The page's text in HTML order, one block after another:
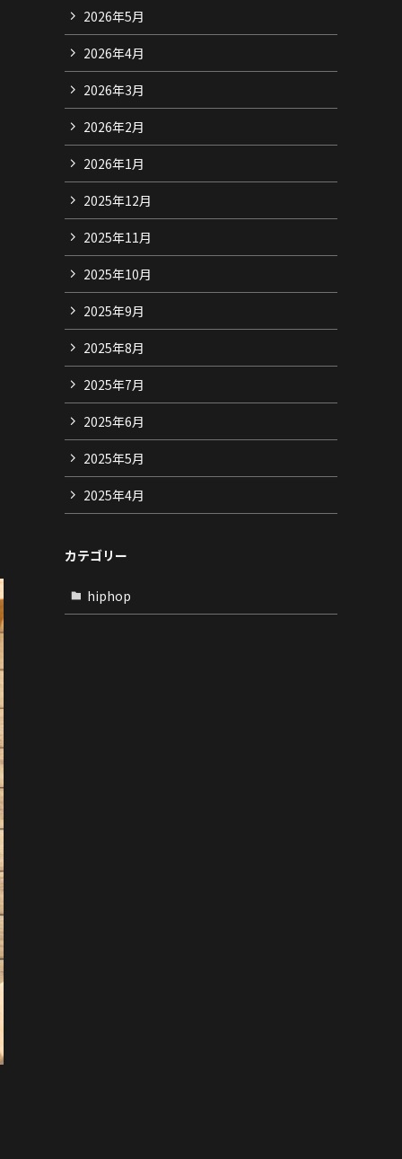
2026年5月
2026年4月
2026年3月
2026年2月
2026年1月
2025年12月
2025年11月
2025年10月
2025年9月
2025年8月
2025年7月
2025年6月
2025年5月
2025年4月
カテゴリー
hiphop